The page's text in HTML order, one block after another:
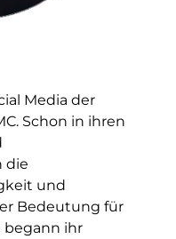
Media der
Schon in ihren
die
und
Bedeutung für
begann ihr